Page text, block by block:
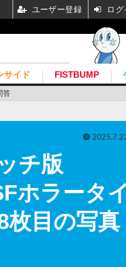
答
サイド FISTBUMP
チ版
ホラータ
枚目の写真
ユーザー登録 ログ